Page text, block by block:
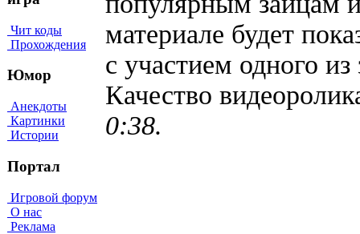
Чит коды
Прохождения
Юмор
Анекдоты
Картинки
Истории
Портал
Игровой форум
О нас
Реклама
материале будет
с участием одного из
Качество
0:38.